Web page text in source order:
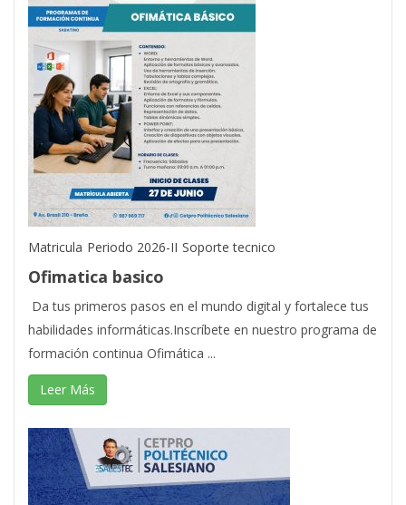
Matricula Periodo 2026-II Soporte tecnico
Ofimatica basico
Da tus primeros pasos en el mundo digital y fortalece tus
habilidades informáticas.Inscríbete en nuestro programa de
formación continua Ofimática ...
Leer Más